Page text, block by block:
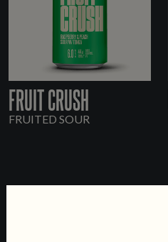
FRUIT CRUSH
FRUITED SOUR